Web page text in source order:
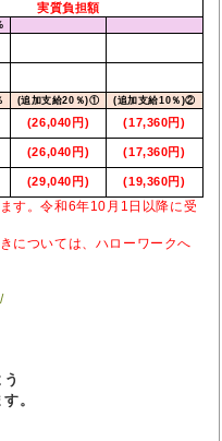
実質負担額
(追加支給20％)① (追加支給10％)②
(26,040円) (17,360円)
(26,040円) (17,360円)
(29,040円) (19,360円)
す。令和6年10月1日以降に受
については、ハローワークへ
。